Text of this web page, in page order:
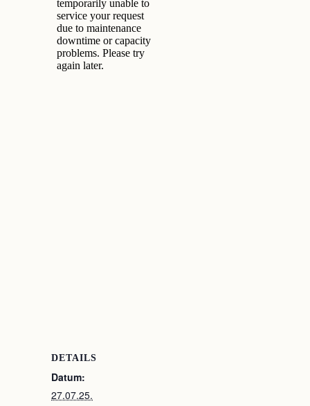
DETAILS
Datum:
27.07.25.